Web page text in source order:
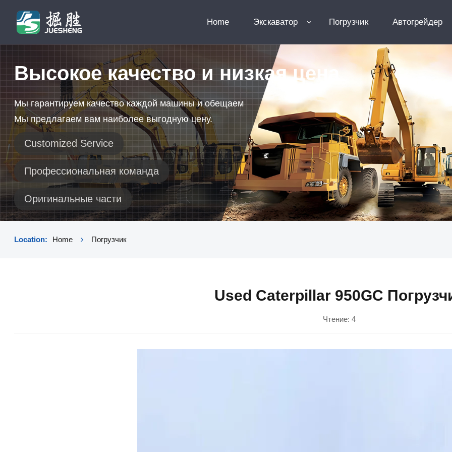
Home Экскаватор Погрузчик Автогрейдер
Высокое качество и низкая цена
Мы гарантируем качество каждой машины и обещаем
Мы предлагаем вам наиболее выгодную цену.
Customized Service
Профессиональная команда
Оригинальные части
Location: Home Погрузчик
Used Caterpillar 950GC
Чтение: 4